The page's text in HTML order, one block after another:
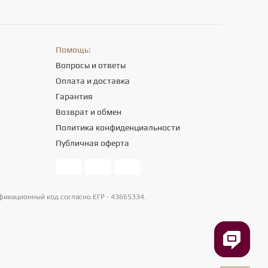
Помощь:
Вопросы и ответы
Оплата и доставка
Гарантия
Возврат и обмен
Политика конфиденциальности
Публичная оферта
код согласно ЕГР - 43665334.